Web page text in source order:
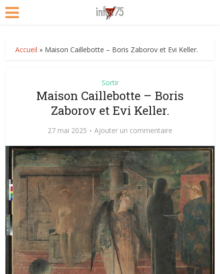
Accueil » Maison Caillebotte – Boris Zaborov et Evi Keller.
Sortir
Maison Caillebotte – Boris
Zaborov et Evi Keller.
27 mai 2025 Ajouter un commentaire